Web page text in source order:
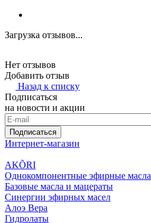
Загрузка отзывов...
Нет отзывов
Добавить отзыв
Назад к списку
Подписаться
на новости и акции
Подписаться
Интернет-магазин
AKÕRI
Однокомпонентные эфирные масла
Базовые масла и мацераты
Синергии эфирных масел
Алоэ Вера
Гидролаты